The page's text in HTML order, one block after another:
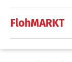
FlohMARKT